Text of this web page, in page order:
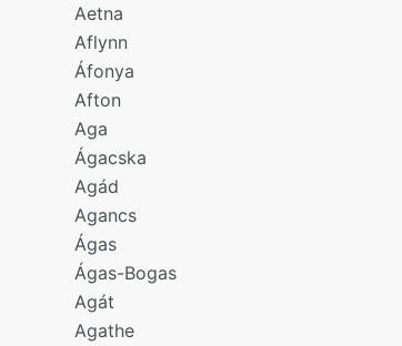
Aetna
Aflynn
Áfonya
Afton
Aga
Ágacska
Agád
Agancs
Ágas
Ágas-Bogas
Agát
Agathe